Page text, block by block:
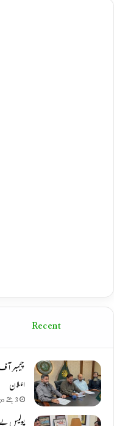
Recent
اعلان
3 ہفتے ago